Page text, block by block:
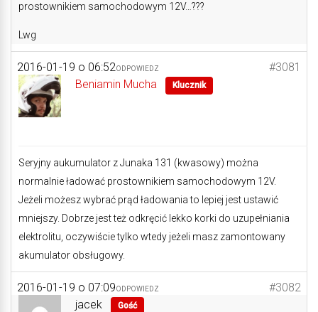
prostownikiem samochodowym 12V…???
Lwg
2016-01-19 o 06:52 #3081
ODPOWIEDZ
Beniamin Mucha Klucznik
Seryjny aukumulator z Junaka 131 (kwasowy) można
normalnie ładować prostownikiem samochodowym 12V.
Jeżeli możesz wybrać prąd ładowania to lepiej jest ustawić
mniejszy. Dobrze jest też odkręcić lekko korki do uzupełniania
elektrolitu, oczywiście tylko wtedy jeżeli masz zamontowany
akumulator obsługowy.
2016-01-19 o 07:09 #3082
ODPOWIEDZ
jacek Gość